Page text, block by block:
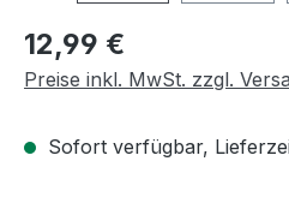
Regulärer Preis:
12,99 €
Preise inkl. MwSt. zzgl.
Sofort verfügbar,